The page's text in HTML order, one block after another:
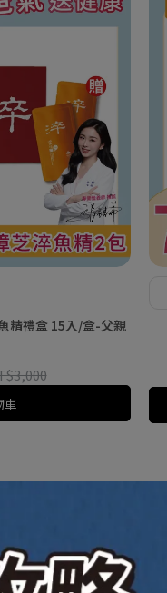
精禮盒 15入/盒-父親
車